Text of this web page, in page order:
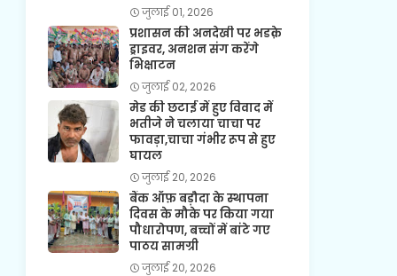
जुलाई 01, 2026
प्रशासन की अनदेखी पर भडक़े
ड्राइवर, अनशन संग करेंगे
भिक्षाटन
जुलाई 02, 2026
मेड की छटाई में हुए विवाद में
भतीजे ने चलाया चाचा पर
फावड़ा,चाचा गंभीर रूप से हुए
घायल
जुलाई 20, 2026
बैंक ऑफ़ बड़ौदा के स्थापना
दिवस के मौके पर किया गया
पौधारोपण, बच्चों में बांटे गए
पाठय सामग्री
जुलाई 20, 2026